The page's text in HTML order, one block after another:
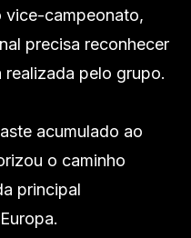
vice-campeonato,
precisa reconhecer
pelo grupo.
acumulado ao
o caminho
principal